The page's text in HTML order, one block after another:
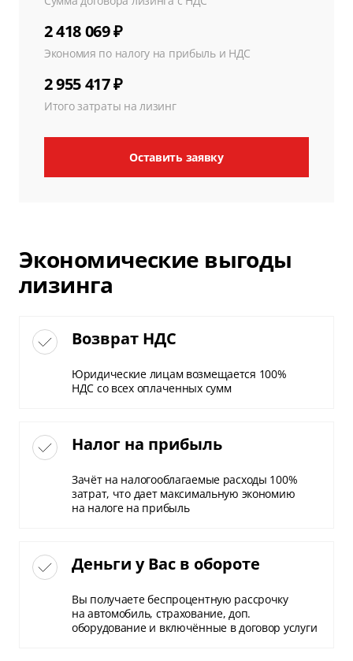
2 418 069 ₽
Экономия по налогу на прибыль и НДС
2 955 417 ₽
Итого затраты на лизинг
Оставить заявку
Экономические выгоды
лизинга
Возврат НДС
Юридические лицам возмещается 100%
НДС со всех оплаченных сумм
Налог на прибыль
Зачёт на налогооблагаемые расходы 100%
затрат, что дает максимальную экономию
на налоге на прибыль
Деньги у Вас в обороте
Вы получаете беспроцентную рассрочку
на автомобиль, страхование, доп.
оборудование и включённые в договор услуги